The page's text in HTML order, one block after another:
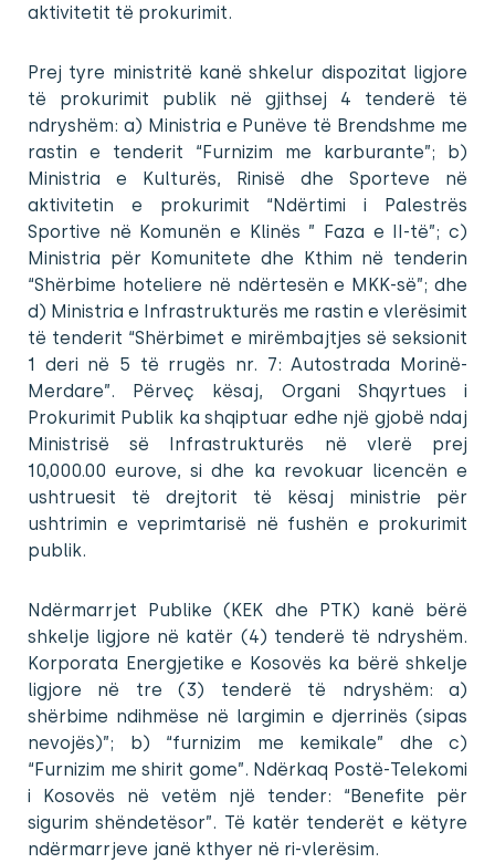
aktivitetit të prokurimit.
Prej tyre ministritë kanë shkelur dispozitat ligjore
të prokurimit publik në gjithsej 4 tenderë të
ndryshëm: a) Ministria e Punëve të Brendshme me
rastin e tenderit “Furnizim me karburante”; b)
Ministria e Kulturës, Rinisë dhe Sporteve në
aktivitetin e prokurimit “Ndërtimi i Palestrës
Sportive në Komunën e Klinës ” Faza e II-të”; c)
Ministria për Komunitete dhe Kthim në tenderin
“Shërbime hoteliere në ndërtesën e MKK-së”; dhe
d) Ministria e Infrastrukturës me rastin e vlerësimit
të tenderit “Shërbimet e mirëmbajtjes së seksionit
1 deri në 5 të rrugës nr. 7: Autostrada Morinë-
Merdare”. Përveç kësaj, Organi Shqyrtues i
Prokurimit Publik ka shqiptuar edhe një gjobë ndaj
Ministrisë së Infrastrukturës në vlerë prej
10,000.00 eurove, si dhe ka revokuar licencën e
ushtruesit të drejtorit të kësaj ministrie për
ushtrimin e veprimtarisë në fushën e prokurimit
publik.
Ndërmarrjet Publike (KEK dhe PTK) kanë bërë
shkelje ligjore në katër (4) tenderë të ndryshëm.
Korporata Energjetike e Kosovës ka bërë shkelje
ligjore në tre (3) tenderë të ndryshëm: a)
shërbime ndihmëse në largimin e djerrinës (sipas
nevojës)”; b) “furnizim me kemikale” dhe c)
“Furnizim me shirit gome”. Ndërkaq Postë-Telekomi
i Kosovës në vetëm një tender: “Benefite për
sigurim shëndetësor”. Të katër tenderët e këtyre
ndërmarrjeve janë kthyer në ri-vlerësim.